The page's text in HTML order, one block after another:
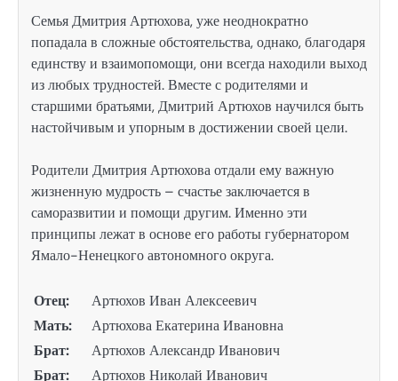
Семья Дмитрия Артюхова, уже неоднократно
попадала в сложные обстоятельства, однако, благодаря
единству и взаимопомощи, они всегда находили выход
из любых трудностей. Вместе с родителями и
старшими братьями, Дмитрий Артюхов научился быть
настойчивым и упорным в достижении своей цели.
Родители Дмитрия Артюхова отдали ему важную
жизненную мудрость – счастье заключается в
саморазвитии и помощи другим. Именно эти
принципы лежат в основе его работы губернатором
Ямало-Ненецкого автономного округа.
Отец:
Артюхов Иван Алексеевич
Мать:
Артюхова Екатерина Ивановна
Брат:
Артюхов Александр Иванович
Брат:
Артюхов Николай Иванович